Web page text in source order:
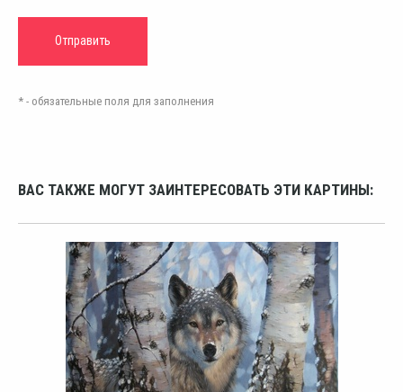
* - обязательные поля для заполнения
ВАС ТАКЖЕ МОГУТ ЗАИНТЕРЕСОВАТЬ ЭТИ КАРТИНЫ: